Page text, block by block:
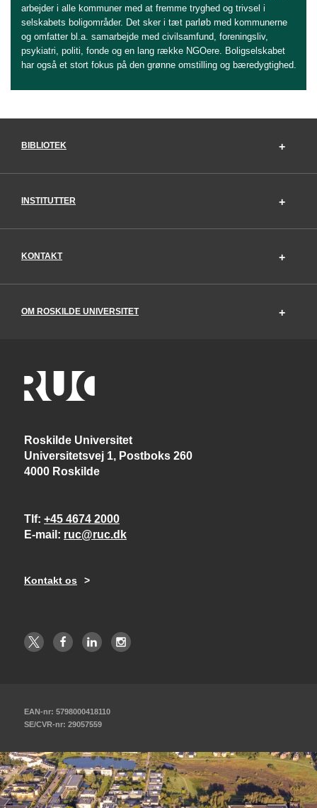
arbejder i alle kommuner med at fremme tryghed og trivsel i
selskabets boligområder. Det sker i tæt parløb med kommunerne
og omfatter bl.a. samarbejde med civilsamfund, foreningsliv,
psykiatri, politi, fonde og en lang række NGOere. Boligselskabet
har også et stort fokus på den grønne omstilling og bæredygtighed.
BIBLIOTEK
INSTITUTTER
KONTAKT
OM ROSKILDE UNIVERSITET
Roskilde Universitet
Universitetsvej 1, Postboks 260
4000 Roskilde
Tlf +45 4674 2000
E-mail
ruc@ruc.dk
Kontakt os
EAN-nr: 5798000418110
SE/CVR-nr: 29057559